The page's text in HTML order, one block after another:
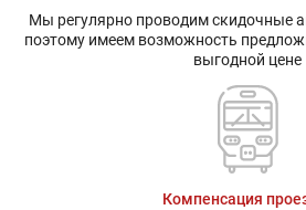
Мы регулярно проводим скидочные
поэтому имеем возможность
выгодной цене
Компенсация